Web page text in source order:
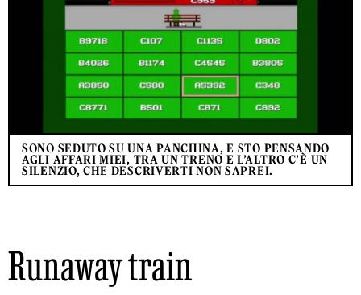
SONO SEDUTO SU UNA PANCHINA, E STO PENSANDO
AGLI AFFARI MIEI, TRA UN TRENO E L’ALTRO C’È UN
SILENZIO, CHE DESCRIVERTI NON SAPREI.
Runaway train